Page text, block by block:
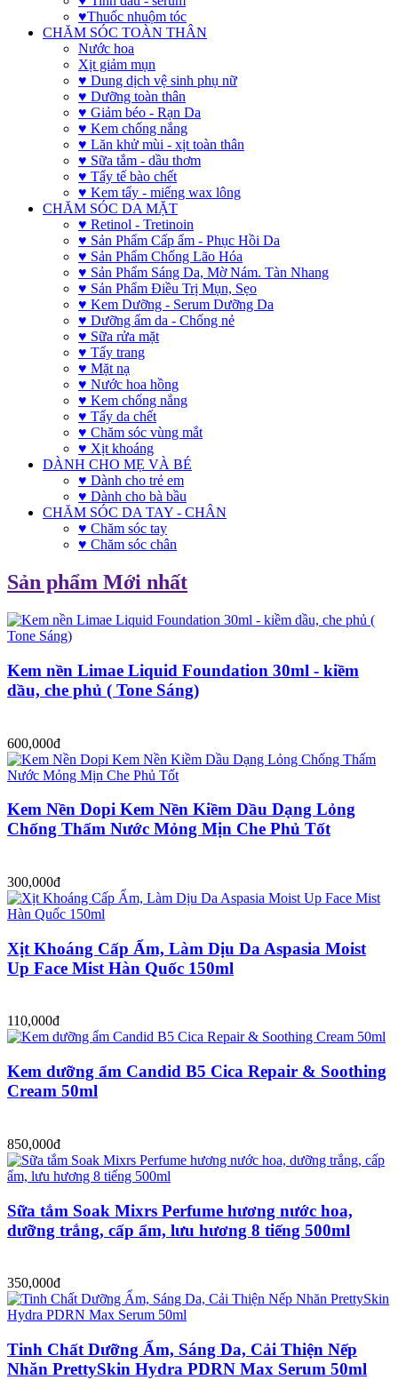
♥Thuốc nhuộm tóc
CHĂM SÓC TOÀN THÂN
Nước hoa
Xịt giảm mụn
♥ Dung dịch vệ sinh phụ nữ
♥ Dưỡng toàn thân
♥ Giảm béo - Rạn Da
♥ Kem chống nắng
♥ Lăn khử mùi - xịt toàn thân
♥ Sữa tắm - dầu thơm
♥ Tẩy tế bào chết
♥ Kem tẩy - miếng wax lông
CHĂM SÓC DA MẶT
♥ Retinol - Tretinoin
♥ Sản Phẩm Cấp ẩm - Phục Hồi Da
♥ Sản Phẩm Chống Lão Hóa
♥ Sản Phẩm Sáng Da, Mờ Nám. Tàn Nhang
♥ Sản Phẩm Điều Trị Mụn, Sẹo
♥ Kem Dưỡng - Serum Dưỡng Da
♥ Dưỡng ẩm da - Chống nẻ
♥ Sữa rửa mặt
♥ Tẩy trang
♥ Mặt nạ
♥ Nước hoa hồng
♥ Kem chống nắng
♥ Tẩy da chết
♥ Chăm sóc vùng mắt
♥ Xịt khoáng
DÀNH CHO MẸ VÀ BÉ
♥ Dành cho trẻ em
♥ Dành cho bà bầu
CHĂM SÓC DA TAY - CHÂN
♥ Chăm sóc tay
♥ Chăm sóc chân
Sản phẩm Mới nhất
Kem nền Limae Liquid Foundation 30ml - kiềm
dầu, che phủ ( Tone Sáng)
600,000đ
Kem Nền Dopi Kem Nền Kiềm Dầu Dạng Lỏng
Chống Thấm Nước Mỏng Mịn Che Phủ Tốt
300,000đ
Xịt Khoáng Cấp Ẩm, Làm Dịu Da Aspasia Moist
Up Face Mist Hàn Quốc 150ml
110,000đ
Kem dưỡng ẩm Candid B5 Cica Repair & Soothing
Cream 50ml
850,000đ
Sữa tắm Soak Mixrs Perfume hương nước hoa,
dưỡng trắng, cấp ẩm, lưu hương 8 tiếng 500ml
350,000đ
Tinh Chất Dưỡng Ẩm, Sáng Da, Cải Thiện Nếp
Nhăn PrettySkin Hydra PDRN Max Serum 50ml